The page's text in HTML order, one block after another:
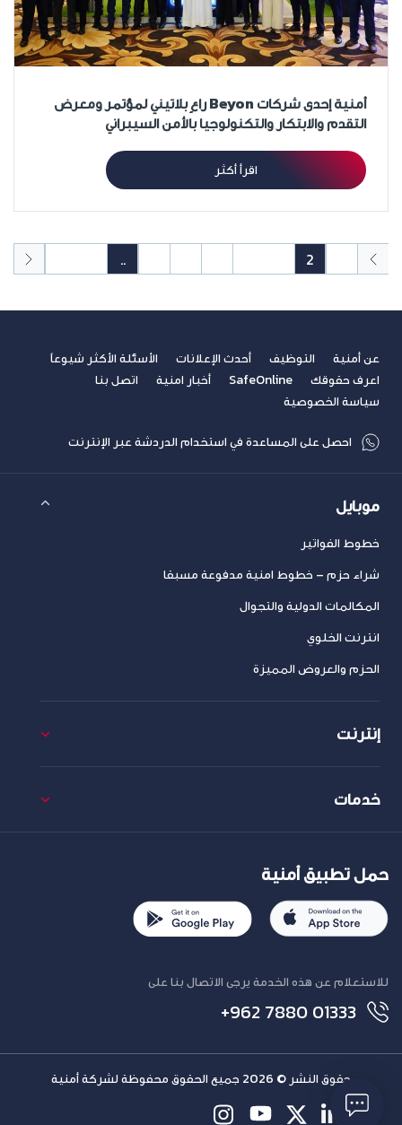
أمنية إحدى شركات Beyon راعٍ بلاتيني لمؤتمر ومعرض
التقدم والابتكار والتكنولوجيا بالأمن السيبراني
اقرأ أكثر
2
..
عن أمنية التوظيف أحدث الإعلانات
الأسئلة الأكثر شيوعاً
اعرف حقوقك
SafeOnline أخبار امنية
اتصل بنا
سياسة الخصوصية
احصل على المساعدة في استخدام الدردشة عبر الإنترنت
موبايل
خطوط الفواتير
شراء حزم – خطوط امنية مدفوعة مسبقا
المكالمات الدولية والتجوال
انترنت الخلوي
الحزم والعروض المميزة
إنترنت
خدمات
حمل تطبيق أمنية
للاستعلام عن هذه الخدمة يرجى الاتصال بنا على
+962 7880 01333
حقوق النشر © 2026 جميع الحقوق محفوظة لشركة أمنية